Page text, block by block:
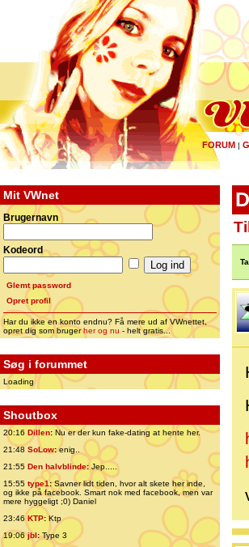
FORUM |
Mit VWnet
Brugernavn
Kodeord
Glemt password
Opret profil
Har du ikke en konto endnu? Få mere ud af VWnettet,
opret dig som brugerher og nu - helt gratis...
Søg i forummet
Loading
Shoutbox
20:16 Dillen: Nu er der kun fake-dating at hente her.
21:48 SoLow:enig..
21:55 Den halvblinde:Jep.....
15:55 type1:Savner lidt tiden, hvor alt skete her inde,
og ikke på facebook. Smart nok med facebook, men var
mere hyggeligt ;0) Daniel
23:46 KTP:Ktp
19:06jbl:Type 3